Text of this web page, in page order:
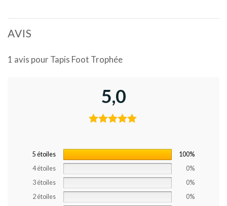
AVIS
1 avis pour Tapis Foot Trophée
5,0
5 étoiles
100%
4 étoiles
0%
3 étoiles
0%
2 étoiles
0%